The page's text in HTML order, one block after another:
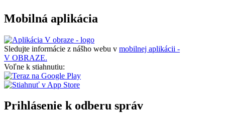
Mobilná aplikácia
Sledujte informácie z nášho webu v mobilnej aplikácii -
V OBRAZE.
Voľne k stiahnutiu:
Prihlásenie k odberu správ